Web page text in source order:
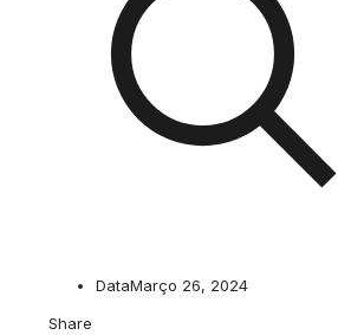
DataMarço 26, 2024
Share